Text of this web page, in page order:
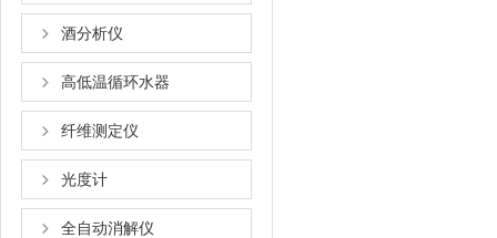
酒分析仪
高低温循环水器
纤维测定仪
光度计
全自动消解仪